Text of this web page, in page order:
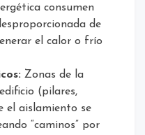
consumen
de
el calor o frío
Zonas de la
(pilares,
el aislamiento se
“caminos” por